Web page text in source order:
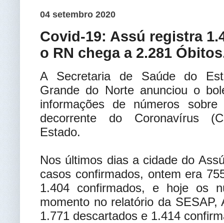
04 setembro 2020
Covid-19: Assú registra
o RN chega a 2.281
A Secretaria de Saúde do
Grande do Norte anunciou o
informações de números sobre
decorrente do Coronavírus
Estado.
Nos últimos dias a cidade do
casos confirmados, ontem era
1.404 confirmados, e hoje os
momento no relatório da
1.771 descartados e 1.414